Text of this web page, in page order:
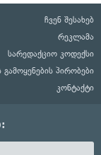
ჩვენ შესახებ
რეკლამა
სარედაქციო კოდექსი
გამოყენების პირობები
კონტაქტი